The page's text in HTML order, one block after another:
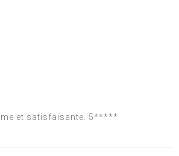
et satisfaisante. 5*****